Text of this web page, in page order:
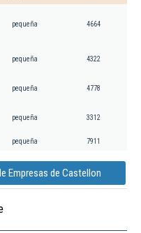
pequeña 4664
pequeña 4322
pequeña 4778
pequeña 3312
pequeña 7911
Empresas de Castellon